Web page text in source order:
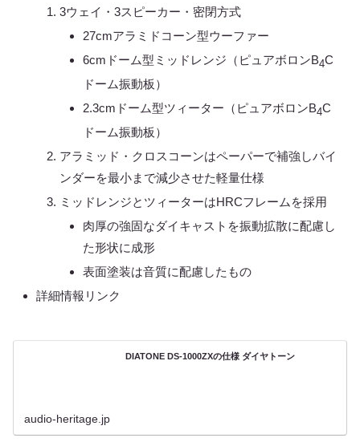
3ウェイ・3スピーカー・密閉方式
27cmアラミドコーン型ウーファー
6cmドーム型ミッドレンジ（ピュアボロンB4C
ドーム振動板）
2.3cmドーム型ツィーター（ピュアボロンB4C
ドーム振動板）
アラミッド・クロスコーンはペーパーで補強しバイ
ンダーを最小まで減少させた軽量仕様
ミッドレンジとツィーターはHRCフレームを採用
肉厚の強固なダイキャストを振動拡散に配慮し
た形状に成形
表面塗装は音質に配慮したもの
詳細情報リンク
DIATONE DS-1000ZXの仕様 ダイヤトーン
audio-heritage.jp